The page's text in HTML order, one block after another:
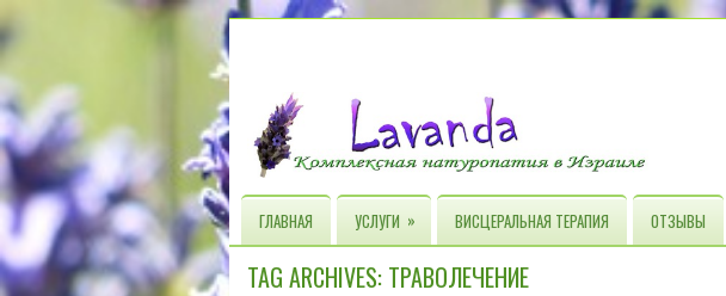
ГЛАВНАЯ УСЛУГИ » ВИСЦЕРАЛЬНАЯ ТЕРАПИЯ ОТЗЫВЫ
TAG ARCHIVES: ТРАВОЛЕЧЕНИЕ